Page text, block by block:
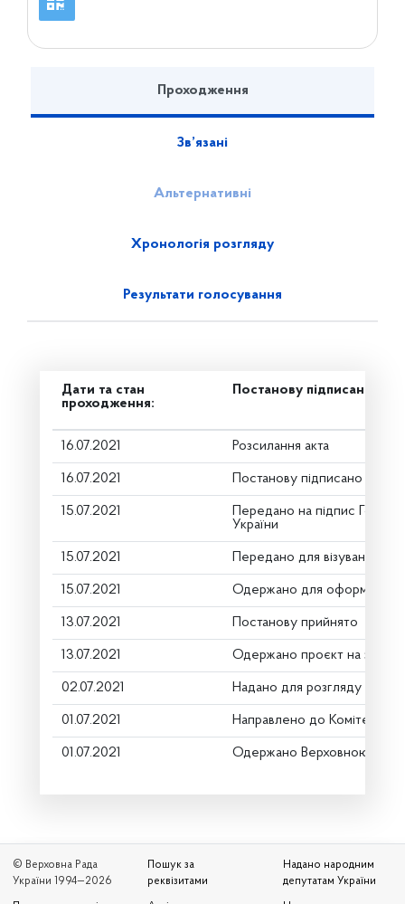
Проходження
Зв’язані
Альтернативні
Хронологія розгляду
Результати голосування
Дати та стан
проходження:
Постанову підписано
16.07.2021 Розсилання акта
16.07.2021 Постанову підписано
15.07.2021
Передано на підпис Голові
України
15.07.2021 Передано для візування в
15.07.2021 Одержано для оформлення
13.07.2021 Постанову прийнято
13.07.2021 Одержано проєкт на заміну
02.07.2021 Надано для розгляду
01.07.2021 Направлено до Комітету
01.07.2021 Одержано Верховною
© Верховна Рада
України 1994—2026
Пошук за
реквізитами
Надано народним
депутатам України